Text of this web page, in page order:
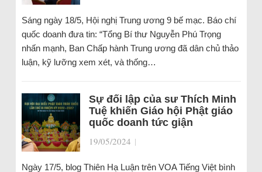
Sáng ngày 18/5, Hội nghị Trung ương 9 bế mạc. Báo chí
quốc doanh đưa tin: “Tổng Bí thư Nguyễn Phú Trọng
nhấn mạnh, Ban Chấp hành Trung ương đã dân chủ thảo
luận, kỹ lưỡng xem xét, và thống…
Sự đối lập của sư Thích Minh
Tuệ khiến Giáo hội Phật giáo
quốc doanh tức giận
19/05/2024 |
Ngày 17/5, blog Thiên Hạ Luận trên VOA Tiếng Việt bình